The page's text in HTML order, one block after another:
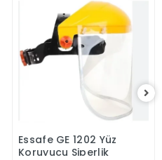
Sepete Ekle
Essafe GE 1202 Yüz
Koruyucu Siperlik